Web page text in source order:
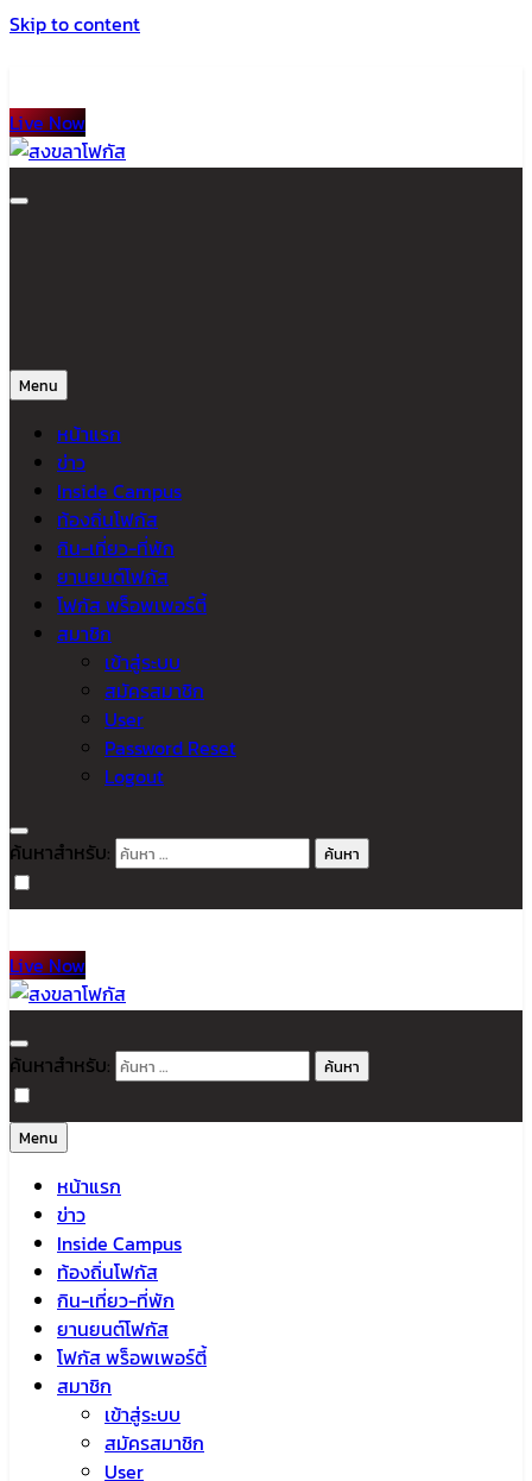
Skip to content
Live Now
สงขลาโฟกัส
ติดตามข่าวสาร ภาคใต้ หาดใหญ่และสงขลา จากสำนักข่าวโฟกัส
Menu
หน้าแรก
ข่าว
Inside Campus
ท้องถิ่นโฟกัส
กิน-เที่ยว-ที่พัก
ยานยนต์โฟกัส
โฟกัส พร็อพเพอร์ตี้
สมาชิก
เข้าสู่ระบบ
สมัครสมาชิก
User
Password Reset
Logout
ค้นหาสำหรับ:
Live Now
สงขลาโฟกัส
ติดตามข่าวสาร ภาคใต้ หาดใหญ่และสงขลา จากสำนักข่าวโฟกัส
ค้นหาสำหรับ:
Menu
หน้าแรก
ข่าว
Inside Campus
ท้องถิ่นโฟกัส
กิน-เที่ยว-ที่พัก
ยานยนต์โฟกัส
โฟกัส พร็อพเพอร์ตี้
สมาชิก
เข้าสู่ระบบ
สมัครสมาชิก
User